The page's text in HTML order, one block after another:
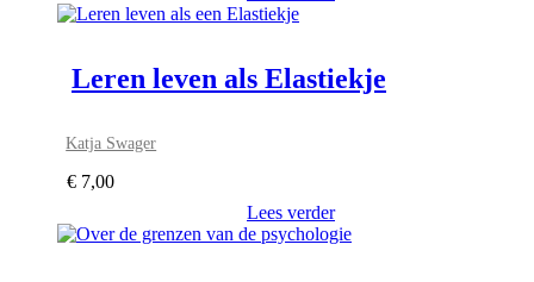
Leren leven als Elastiekje
Katja Swager
€ 7,00
Lees verder